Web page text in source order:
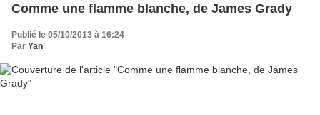
Comme une flamme blanche, de James Grady
Publié le 05/10/2013 à 16:24
Par Yan